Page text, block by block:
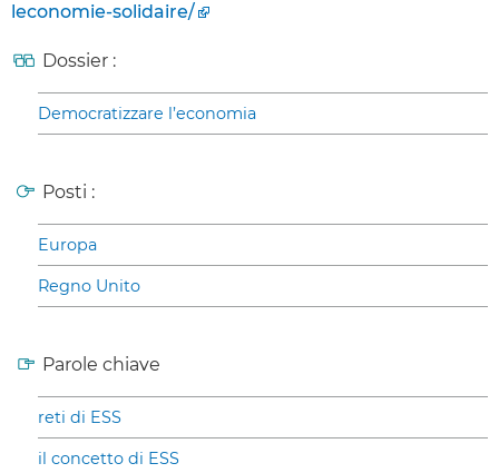
leconomie-solidaire/
Dossier :
Democratizzare l’economia
Posti :
Europa
Regno Unito
Parole chiave
reti di ESS
il concetto di ESS